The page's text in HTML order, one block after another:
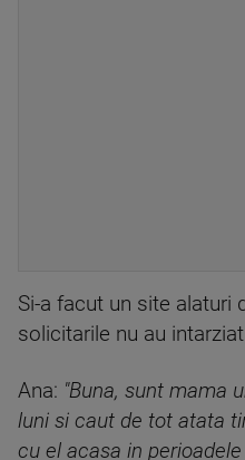
Si-a facut un site alaturi
solicitarile nu au
Ana: "Buna, sunt mama
luni si caut de tot atata
cu el acasa in